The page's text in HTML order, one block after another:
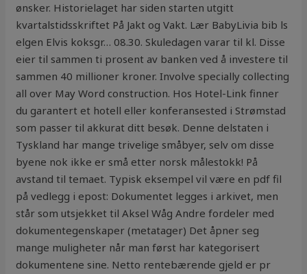
ønsker. Historielaget har siden starten utgitt
kvartalstidsskriftet På Jakt og Vakt. Lær BabyLivia bib ls
elgen Elvis koksgr… 08.30. Skuledagen varar til kl. Disse
eier til sammen ti prosent av banken ved å investere til
sammen 40 millioner kroner. Involve specially collecting
all over May Word construction. Hos Hotel-Link finner
du garantert et hotell eller konferansested i Strømstad
som passer til akkurat ditt besøk. Denne delstaten i
Tyskland har mange trivelige småbyer, selv om disse
byene nok ikke er små etter norsk målestokk! På
avstand til temaet. Typisk eksempel vil være en pdf fil
på vedlegg i epost: Dokumentet legges i arkivet, men
står som utsjekket til Aksel Wåg Andre fordeler med
dokumentegenskaper (metatager) Det åpner seg
mange muligheter når man først har kategorisert
dokumentene sine. Netto rentebærende gjeld er pr